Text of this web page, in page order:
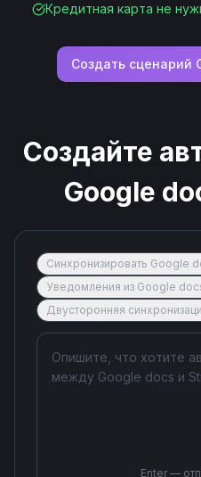
Кредитная карта не
Создать сценарий
Создайте
Google
Синхронизировать Google
Уведомления из Google
Двусторонняя
Enter —